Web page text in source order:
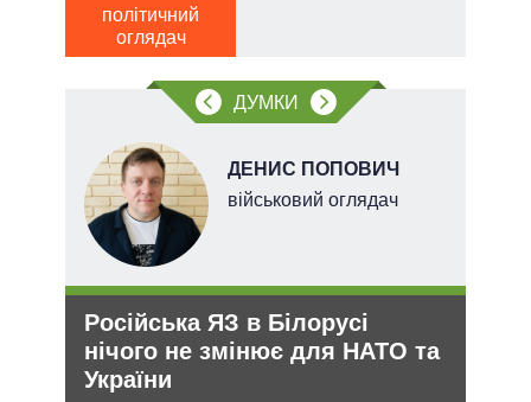
політичний
оглядач
ДУМКИ
ДЕНИС ПОПОВИЧ
військовий оглядач
Російська ЯЗ в Білорусі
нічого не змінює для НАТО та
України